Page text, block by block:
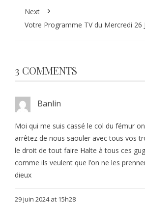
Next
Votre Programme TV du Mercredi 26
3 COMMENTS
Banlin
Moi qui me suis cassé le col du fémur
arrêtez de nous saouler avec tous vos
le droit de tout faire Halte à tous ces
comme ils veulent que l’on ne les
dieux
29 juin 2024 at 15h28